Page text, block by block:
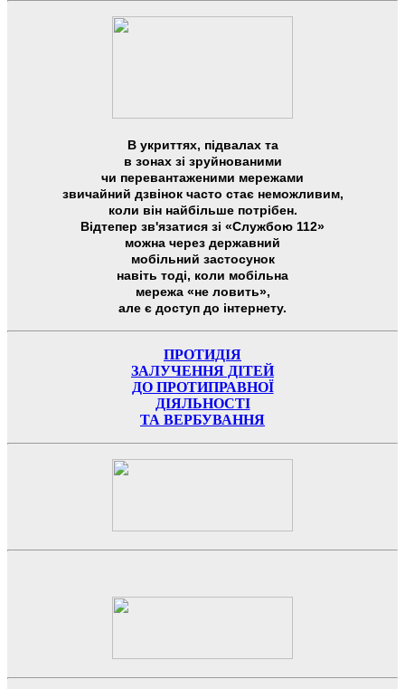
В укриттях, підвалах та
в зонах зі зруйнованими
чи перевантаженими мережами
звичайний дзвінок часто стає неможливим,
коли він найбільше потрібен.
Відтепер зв'язатися зі «Службою 112»
можна через державний
мобільний застосунок
навіть тоді, коли мобільна
мережа «не ловить»,
але є доступ до інтернету.
ПРОТИДІЯ
ЗАЛУЧЕННЯ ДІТЕЙ
ДО ПРОТИПРАВНОЇ
ДІЯЛЬНОСТІ
ТА ВЕРБУВАННЯ